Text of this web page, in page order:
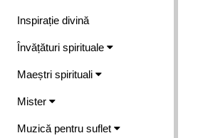
Inspirație divină
Învățături spirituale
Maeștri spirituali
Mister
Muzică pentru suflet